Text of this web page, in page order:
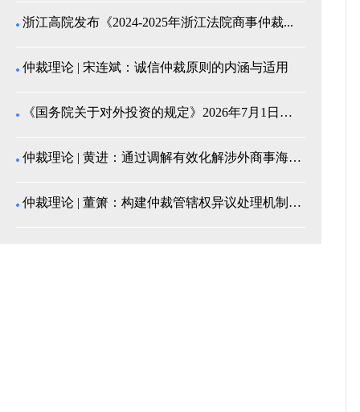
浙江高院发布《2024-2025年浙江法院商事仲裁...
仲裁理论 | 宋连斌：诚信仲裁原则的内涵与适用
《国务院关于对外投资的规定》2026年7月1日起施...
仲裁理论 | 黄进：通过调解有效化解涉外商事海事纠...
仲裁理论 | 董箫：构建仲裁管辖权异议处理机制的中...